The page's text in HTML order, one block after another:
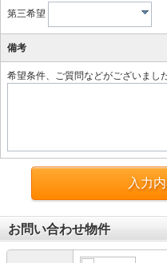
第三希望
備考
希望条件、ご質問などがございまし
入力
お問い合わせ物件